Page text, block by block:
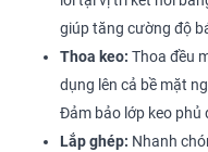
giúp tăng cường độ
Thoa keo: Thoa đều
dụng lên cả bề mặt
Đảm bảo lớp keo phủ
Lắp ghép: Nhanh